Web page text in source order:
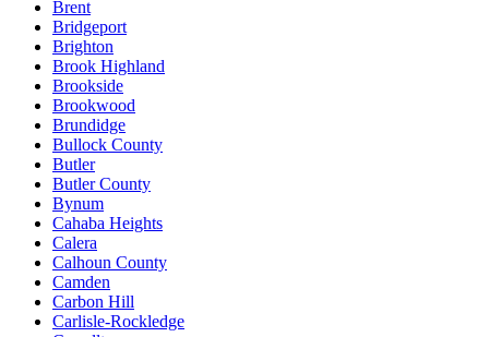
Brent
Bridgeport
Brighton
Brook Highland
Brookside
Brookwood
Brundidge
Bullock County
Butler
Butler County
Bynum
Cahaba Heights
Calera
Calhoun County
Camden
Carbon Hill
Carlisle-Rockledge